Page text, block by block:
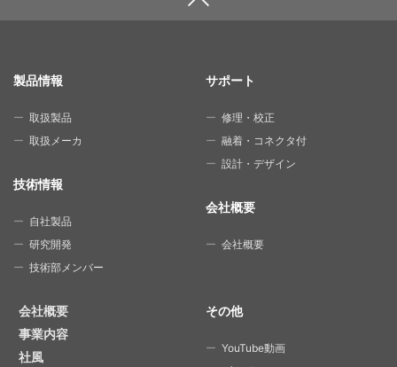
SITE MAP
製品情報
取扱製品
取扱メーカ
技術情報
自社製品
研究開発
技術部メンバー
サポート
修理・校正
融着・コネクタ付
設計・デザイン
会社概要
会社概要
会社概要
事業内容
社風
その他
YouTube動画